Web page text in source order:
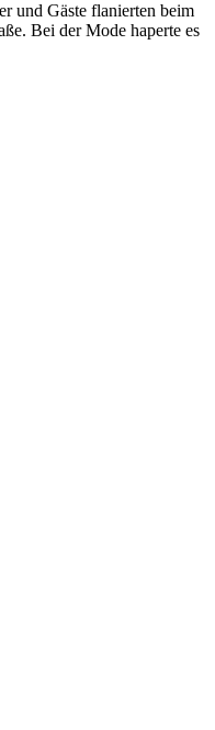
und Gäste flanierten beim
Bei der Mode haperte es